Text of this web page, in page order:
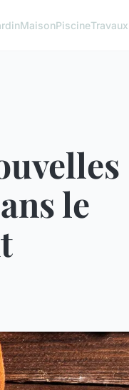
MaisonPiscineTravaux
le